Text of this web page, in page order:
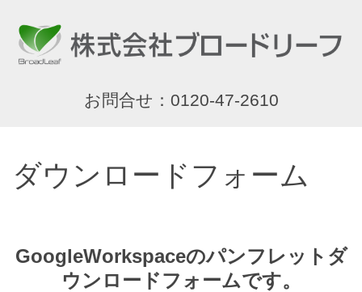
お問合せ：0120-47-2610
ダウンロードフォーム
GoogleWorkspaceのパンフレットダ
ウンロードフォームです。